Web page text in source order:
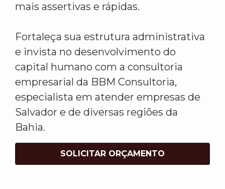
mais assertivas e rápidas.
Fortaleça sua estrutura administrativa
e invista no desenvolvimento do
capital humano com a consultoria
empresarial da BBM Consultoria,
especialista em atender empresas de
Salvador e de diversas regiões da
Bahia.
SOLICITAR ORÇAMENTO